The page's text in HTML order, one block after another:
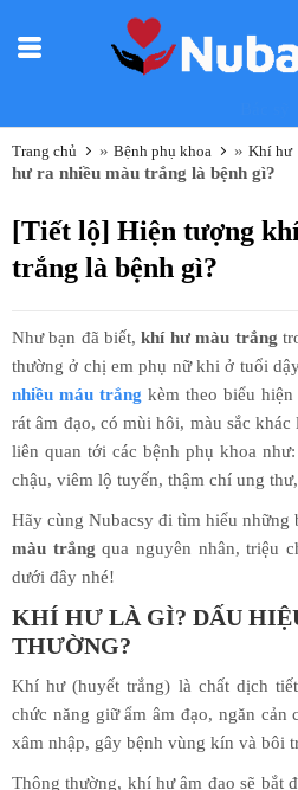
Trang chủ » Bệnh phụ khoa » Khí hư
hư ra nhiều màu trắng là bệnh gì?
[Tiết lộ] Hiện tượng
trắng là bệnh gì?
Như bạn đã biết,khí hư màu trắng
thường ở chị em phụ nữ khi ở tuổi
nhiều máu trắng kèm theo biểu
rát âm đạo, có mùi hôi, màu sắc
liên quan tới các bệnh phụ khoa
chậu, viêm lộ tuyến, thậm chí ung
Hãy cùng Nubacsy đi tìm hiểu những
màu trắng qua nguyên nhân, triệu
dưới đây nhé!
KHÍ HƯ LÀ GÌ? DẤU
THƯỜNG?
Khí hư (huyết trắng) là chất dịch
chức năng giữ ẩm âm đạo, ngăn cản
xâm nhập, gây bệnh vùng kín và bôi
Thông thường, khí hư âm đạo sẽ bắt